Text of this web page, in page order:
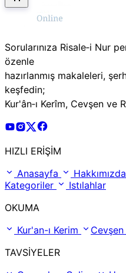
Sorularınıza Risale‑i Nur
özenle
hazırlanmış makaleleri,
keşfedin;
Kur'ân‑ı Kerîm, Cevşen ve
Risale Online Youtube
Risale Online Instagram
Risale Online X
HIZLI ERİŞİM
Anasayfa
Hakkımızda
Kategoriler
Istılahlar
OKUMA
Kur'an-ı Kerim
Cevşen
TAVSİYELER